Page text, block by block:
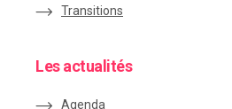
Transitions
Les actualités
Agenda